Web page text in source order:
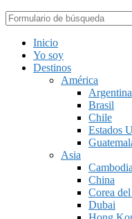
Inicio
Yo soy
Destinos
América
Argentina
Brasil
Chile
Estados
Asia
Cambodia
China
Corea
Dubai